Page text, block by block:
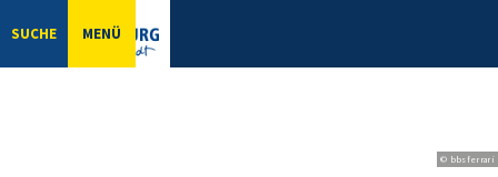
SUCHE MENÜ
© bbsferrari